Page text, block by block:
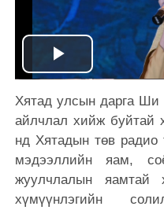
Play
Video
Хятад улсын дарга
айлчлал хийж буйтай
нд Хятадын төв радио
мэдээллийн яам,
жуулчлалын яамтай
хүмүүнлэгийн